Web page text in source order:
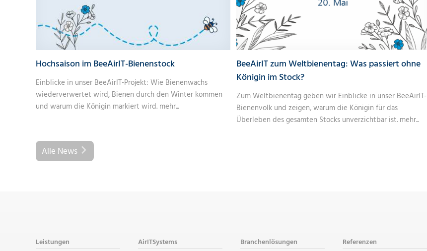
Hochsaison im BeeAirIT-Bienenstock
Einblicke in unser BeeAirIT-Projekt: Wie Bienenwachs
wiederverwertet wird, Bienen durch den Winter kommen
und warum die Königin markiert wird. mehr...
BeeAirIT zum Weltbienentag: Was passiert ohne
Königin im Stock?
Zum Weltbienentag geben wir Einblicke in unser BeeAirIT-
Bienenvolk und zeigen, warum die Königin für das
Überleben des gesamten Stocks unverzichtbar ist. mehr...
Alle News
Leistungen
AirITSystems
Branchenlösungen
Referenzen